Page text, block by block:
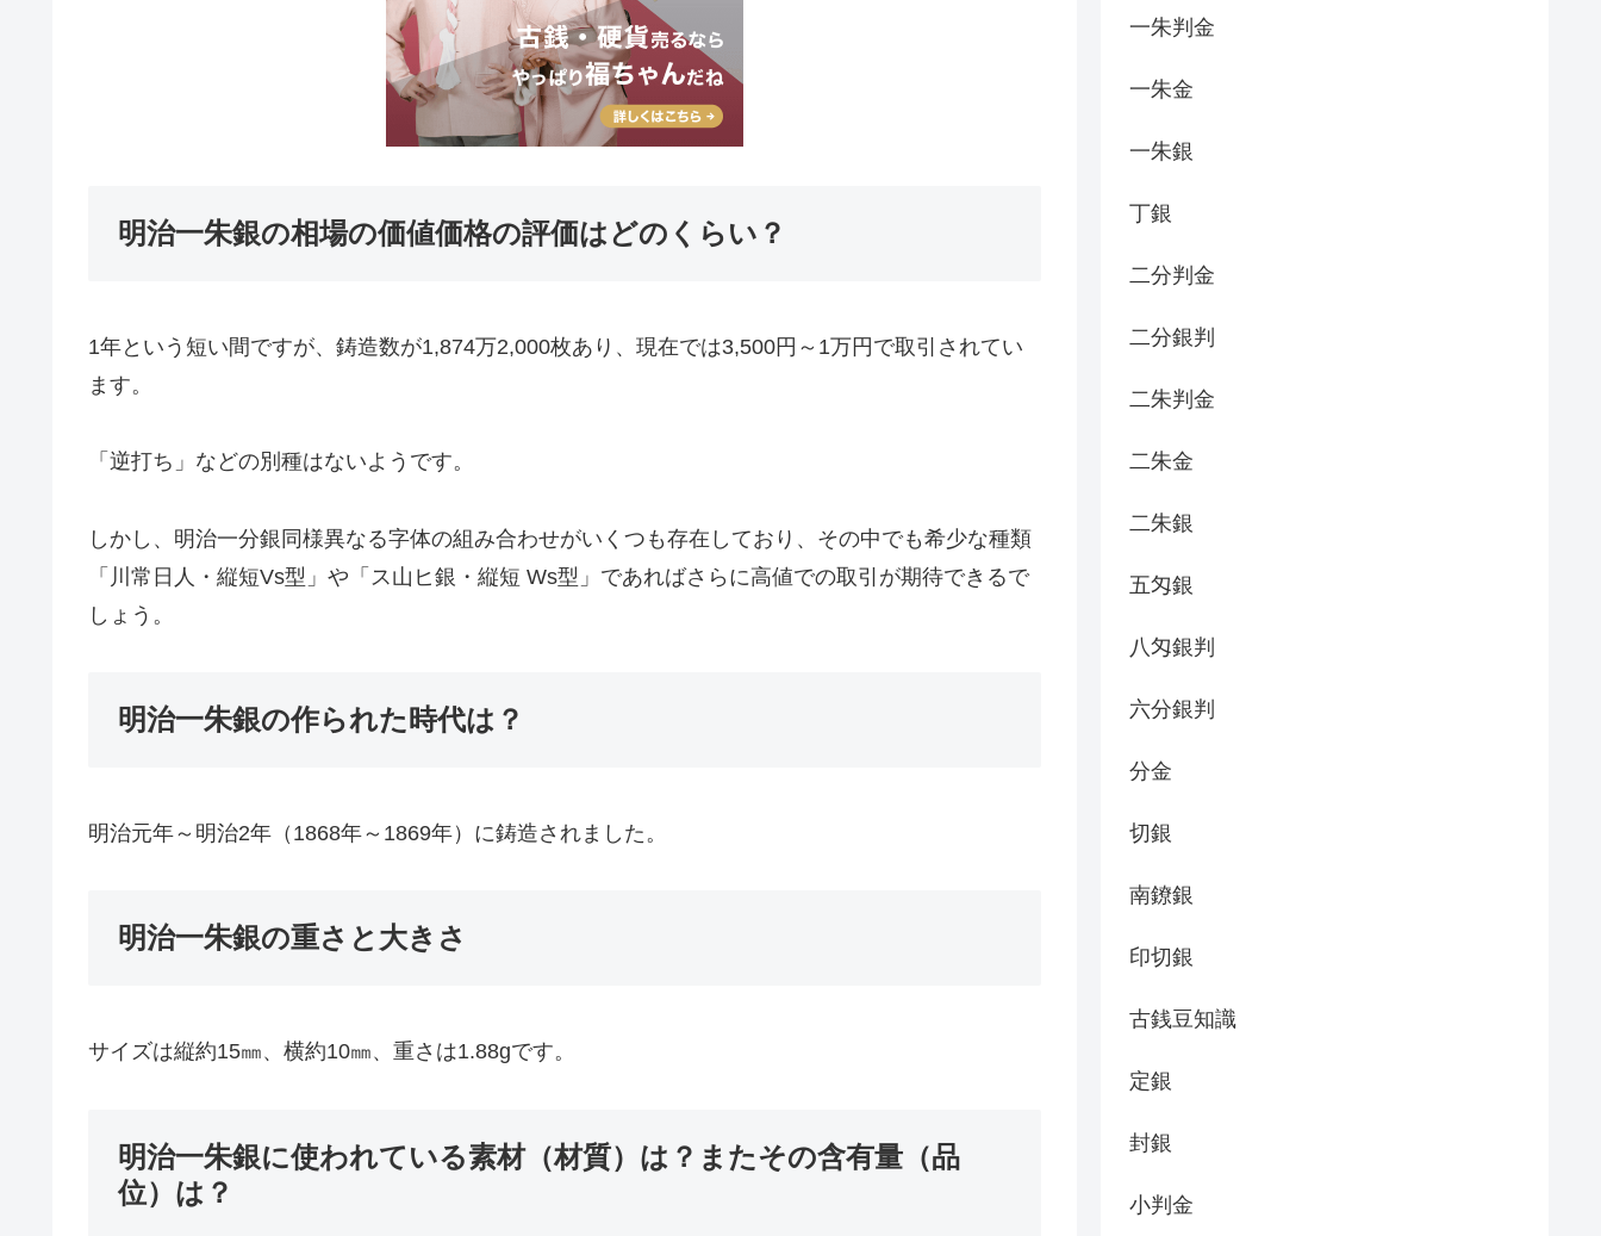
明治一朱銀の相場の価値価格の評価はどのくらい？
1年という短い間ですが、鋳造数が1,874万2,000枚あり、現在では3,500円～1万円で取引されてい
ます。
「逆打ち」などの別種はないようです。
しかし、明治一分銀同様異なる字体の組み合わせがいくつも存在しており、その中でも希少な種類
「川常日人・縦短Vs型」や「ス山ヒ銀・縦短 Ws型」であればさらに高値での取引が期待できるで
しょう。
明治一朱銀の作られた時代は？
明治元年～明治2年（1868年～1869年）に鋳造されました。
明治一朱銀の重さと大きさ
サイズは縦約15㎜、横約10㎜、重さは1.88gです。
明治一朱銀に使われている素材（材質）は？またその含有量（品
位）は？
一朱判金
一朱金
一朱銀
丁銀
二分判金
二分銀判
二朱判金
二朱金
二朱銀
五匁銀
八匁銀判
六分銀判
分金
切銀
南鐐銀
印切銀
古銭豆知識
定銀
封銀
小判金